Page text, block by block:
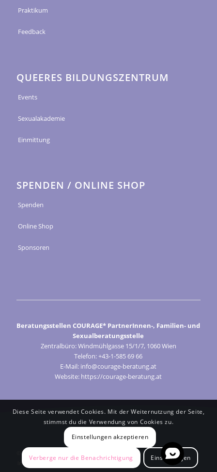
Praktikum
Feedback
QUEERES BILDUNGSZENTRUM
Events
Sexualakademie
Einmittung
SPENDEN / ONLINE SHOP
Spenden
Online Shop
Sponsoren
Beratungsstellen COURAGE* PartnerInnen-, Familien- und
Sexualberatungsstelle
Zentralbüro: Windmühlgasse 15/1/7, 1060 Wien
Telefon: +43-1-585 69 66
E-Mail: info@courage-beratung.at
Website: https://courage-beratung.at
© Courage 2024
Impressum
Diese Seite verwendet Cookies. Mit der Weiternutzung der Seite,
stimmst du die Verwendung von Cookies zu.
Einstellungen akzeptieren
Verberge nur die Benachrichtigung Einstellungen